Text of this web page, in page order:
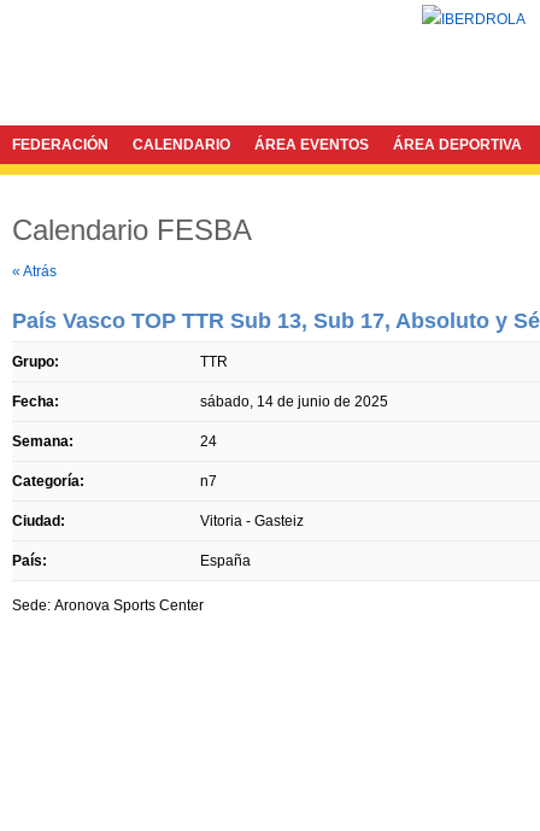
FEDERACIÓN CALENDARIO ÁREA EVENTOS ÁREA DEPORTIVA
Calendario FESBA
« Atrás
País Vasco TOP TTR Sub 13, Sub 17, Absoluto y
Grupo: TTR
Fecha: sábado, 14 de junio de 2025
Semana: 24
Categoría: n7
Ciudad: Vitoria - Gasteiz
País: España
Sede: Aronova Sports Center